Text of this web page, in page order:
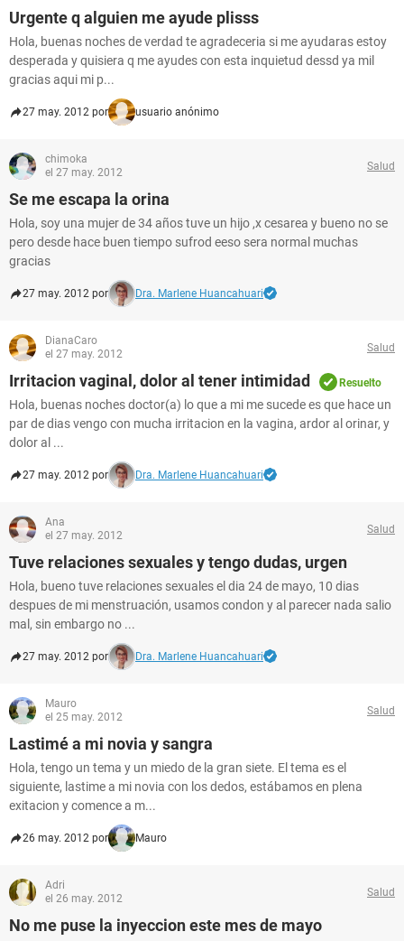
Urgente q alguien me ayude plisss
Hola, buenas noches de verdad te agradeceria si me ayudaras estoy
desperada y quisiera q me ayudes con esta inquietud dessd ya mil
gracias aqui mi p...
27 may. 2012 por usuario anónimo
chimoka
el 27 may. 2012
Salud
Se me escapa la orina
Hola, soy una mujer de 34 años tuve un hijo ,x cesarea y bueno no se
pero desde hace buen tiempo sufrod eeso sera normal muchas
gracias
27 may. 2012 por Dra. Marlene Huancahuari
DianaCaro
el 27 may. 2012
Salud
Irritacion vaginal, dolor al tener intimidad Resuelto
Hola, buenas noches doctor(a) lo que a mi me sucede es que hace un
par de dias vengo con mucha irritacion en la vagina, ardor al orinar, y
dolor al ...
27 may. 2012 por Dra. Marlene Huancahuari
Ana
el 27 may. 2012
Salud
Tuve relaciones sexuales y tengo dudas, urgen
Hola, bueno tuve relaciones sexuales el dia 24 de mayo, 10 dias
despues de mi menstruación, usamos condon y al parecer nada salio
mal, sin embargo no ...
27 may. 2012 por Dra. Marlene Huancahuari
Mauro
el 25 may. 2012
Salud
Lastimé a mi novia y sangra
Hola, tengo un tema y un miedo de la gran siete. El tema es el
siguiente, lastime a mi novia con los dedos, estábamos en plena
exitacion y comence a m...
26 may. 2012 por Mauro
Adri
el 26 may. 2012
Salud
No me puse la inyeccion este mes de mayo